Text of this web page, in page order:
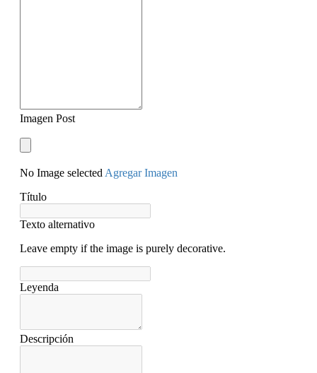
Imagen Post
No Image selected Agregar Imagen
Título
Texto alternativo
Leave empty if the image is purely decorative.
Leyenda
Descripción